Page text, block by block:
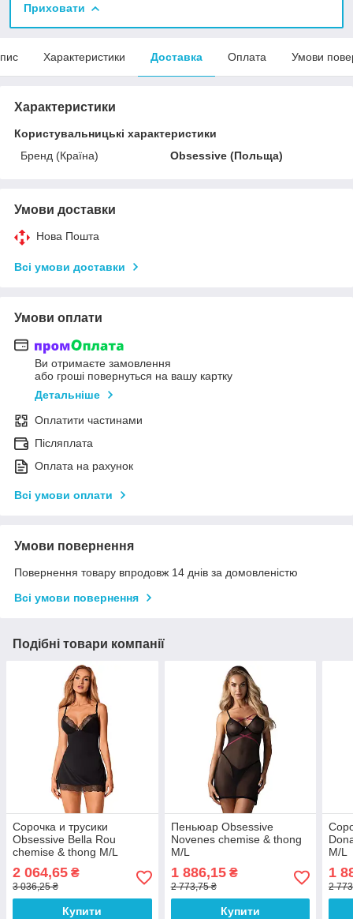
Приховати
Характеристики Доставка Оплата Умови
Характеристики
Користувальницькі характеристики
Бренд (Країна)
Obsessive (Польща)
Умови доставки
Нова Пошта
Всі умови доставки
Умови оплати
Ви отримаєте замовлення
або гроші повернуться на вашу картку
Детальніше
Оплатити частинами
Післяплата
Оплата на рахунок
Всі умови оплати
Умови повернення
Повернення товару впродовж 14 днів за домовленістю
Всі умови повернення
Подібні товари компанії
Сорочка и трусики
Obsessive Bella Rou
chemise & thong M/L
2 064,65 ₴
3 036,25 ₴
Купити
Пеньюар Obsessive
Novenes chemise & thong
M/L
1 886,15₴
2 773,75 ₴
Купити
M/L
1
2